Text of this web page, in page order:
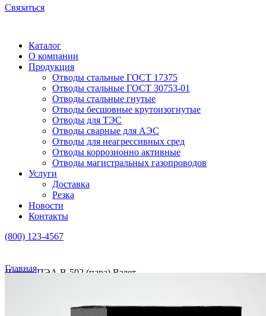
Связаться
Каталог
О компании
Продукция
Отводы стальные ГОСТ 17375
Отводы стальные ГОСТ 30753-01
Отводы стальные гнутые
Отводы бесшовные крутоизогнутые
Отводы для ТЭС
Отводы сварные для АЭС
Отводы для неагрессивных сред
Отводы коррозионно активные
Отводы магистральных газопроводов
Услуги
Доставка
Резка
Новости
Контакты
(800) 123-4567
Главная
Датчик ПЭА В-502 (пара) Взлет